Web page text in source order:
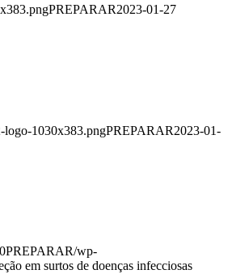
PREPARAR2023-01-27
1030x383.pngPREPARAR2023-01-
PREPARAR/wp-
em surtos de doenças infecciosas